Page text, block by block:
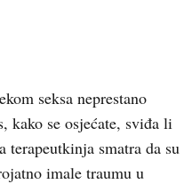
seksa neprestano
se osjećate, sviđa li
terapeutkinja smatra da su
imale traumu u